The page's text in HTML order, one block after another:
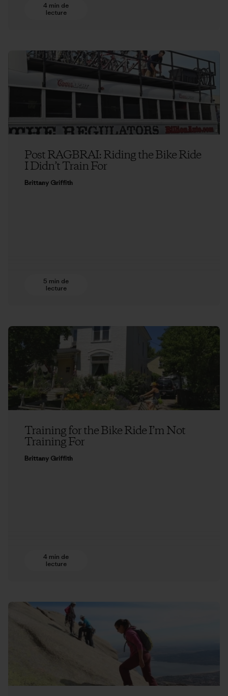
4 min de
lecture
Post RAGBRAI: Riding the Bike Ride
I Didn’t Train For
Brittany Griffith
5 min de
lecture
Training for the Bike Ride I’m Not
Training For
Brittany Griffith
4 min de
lecture